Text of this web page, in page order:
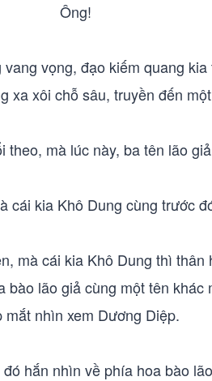
Ông!
vọng, đạo kiếm quang
xa xôi chỗ sâu, truyền đến
mà lúc này, ba tên lão
cái kia Khô Dung cùng trước
mà cái kia Khô Dung thì
lão giả cùng một tên
mắt nhìn xem Dương Diệp.
hắn nhìn về phía hoa bào